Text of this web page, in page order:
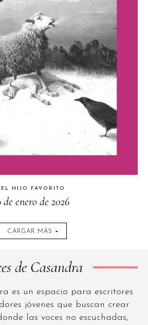
EL HIJO FAVORITO
de enero de 2026
CARGAR MÁS
de Casandra
es un espacio para escritores
jóvenes que buscan crear
las voces no escuchadas,